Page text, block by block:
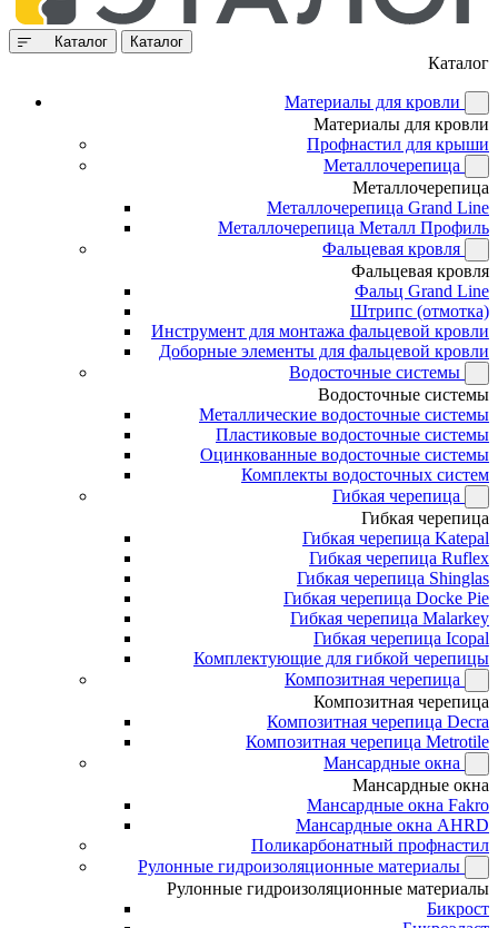
Каталог Каталог
Каталог
Материалы для кровли
Материалы для кровли
Профнастил для крыши
Металлочерепица
Металлочерепица
Металлочерепица Grand Line
Металлочерепица Металл Профиль
Фальцевая кровля
Фальцевая кровля
Фальц Grand Line
Штрипс (отмотка)
Инструмент для монтажа фальцевой кровли
Доборные элементы для фальцевой кровли
Водосточные системы
Водосточные системы
Металлические водосточные системы
Пластиковые водосточные системы
Оцинкованные водосточные системы
Комплекты водосточных систем
Гибкая черепица
Гибкая черепица
Гибкая черепица Katepal
Гибкая черепица Ruflex
Гибкая черепица Shinglas
Гибкая черепица Docke Pie
Гибкая черепица Malarkey
Гибкая черепица Icopal
Комплектующие для гибкой черепицы
Композитная черепица
Композитная черепица
Композитная черепица Decra
Композитная черепица Metrotile
Мансардные окна
Мансардные окна
Мансардные окна Fakro
Мансардные окна AHRD
Поликарбонатный профнастил
Рулонные гидроизоляционные материалы
Рулонные гидроизоляционные материалы
Бикрост